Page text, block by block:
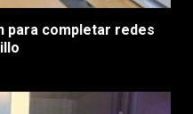
para completar redes